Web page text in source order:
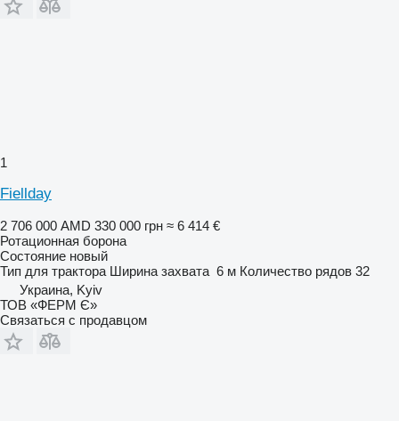
1
Fiellday
2 706 000 AMD 330 000 грн ≈ 6 414 €
Ротационная борона
Состояние новый
Тип для трактора Ширина захвата 6 м Количество рядов 32
Украина, Kyiv
ТОВ «ФЕРМ Є»
Связаться с продавцом